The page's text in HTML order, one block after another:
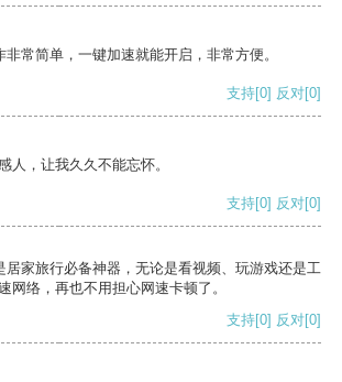
常简单，一键加速就能开启，非常方便。
支持[0] 反对[0]
人，让我久久不能忘怀。
支持[0] 反对[0]
居家旅行必备神器，无论是看视频、玩游戏还是工
网络，再也不用担心网速卡顿了。
支持[0] 反对[0]